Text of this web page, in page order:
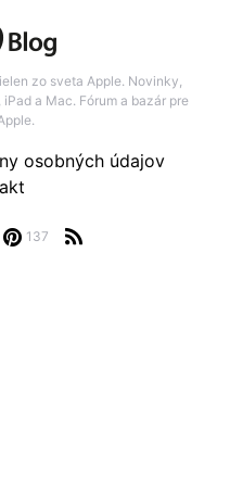
zo sveta Apple. Novinky,
a Mac. Fórum a bazár pre
137
osobných údajov